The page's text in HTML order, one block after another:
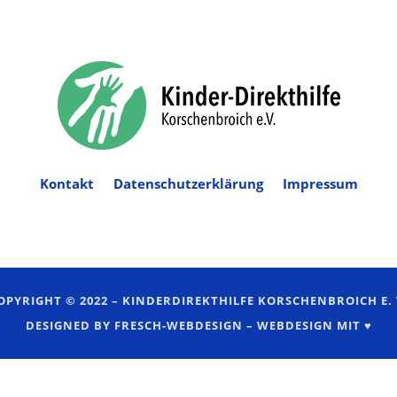
Kontakt Datenschutzerklärung Impressum
© 2022 – KINDERDIREKTHILFE KORSCHENBROICH E.
DESIGNED BY FRESCH-WEBDESIGN – WEBDESIGN MIT ♥